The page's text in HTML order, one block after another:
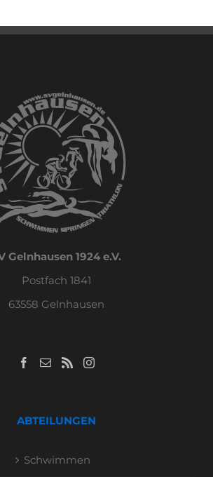
Gelnhausen 1924 e.V.
Postfach 1841
63558 Gelnhausen
ABTEILUNGEN
Schwimmen